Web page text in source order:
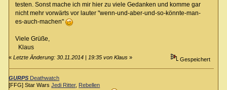
testen. Sonst mache ich mir hier zu viele Gedanken und komme gar
nicht mehr vorwärts vor lauter "wenn-und-aber-und-so-könnte-man-
es-auch-machen"
Viele Grüße,
Klaus
«Letzte Änderung: 30.11.2014 | 19:35 von Klaus » Gespeichert
GURPS Deathwatch
[FFG] Star WarsJedi Ritter, Rebellen